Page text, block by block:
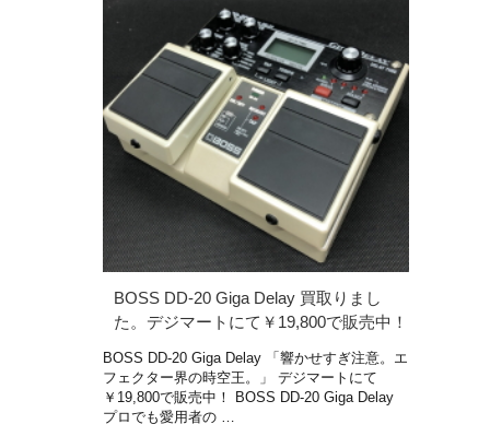
BOSS DD-20 Giga Delay 買取りまし
た。デジマートにて￥19,800で販売中！
BOSS DD-20 Giga Delay 「響かせすぎ注意。エ
フェクター界の時空王。」 デジマートにて
￥19,800で販売中！ BOSS DD-20 Giga Delay
プロでも愛用者の …